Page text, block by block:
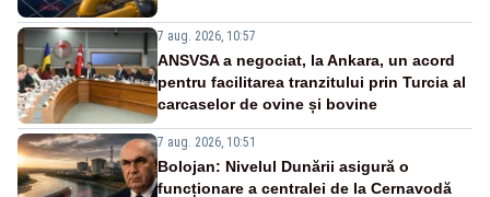
7 aug. 2026, 10:57
ANSVSA a negociat, la Ankara, un acord
pentru facilitarea tranzitului prin Turcia al
carcaselor de ovine și bovine
7 aug. 2026, 10:51
Bolojan: Nivelul Dunării asigură o
funcționare a centralei de la Cernavodă